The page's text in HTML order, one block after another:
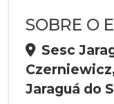
SOBRE O
Sesc
Jaraguá do